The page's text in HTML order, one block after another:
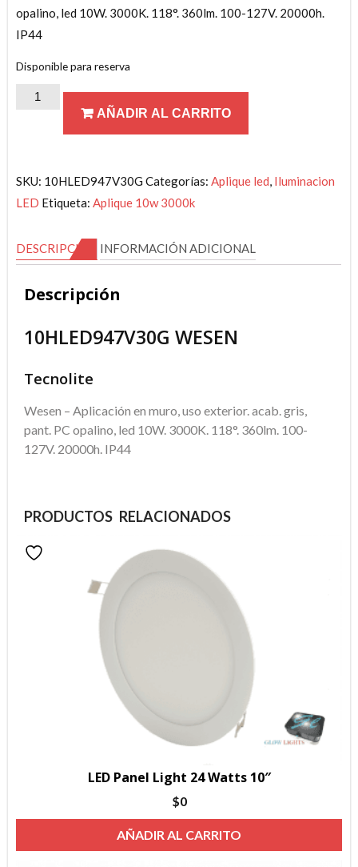
opalino, led 10W. 3000K. 118°. 360lm. 100-127V. 20000h.
IP44
Disponible para reserva
Aplique
3000K
Gris
Integrado
WEZEN
cantidad
AÑADIR AL CARRITO
SKU: 10HLED947V30G Categorías:Aplique led, Iluminacion
LED Etiqueta:Aplique 10w 3000k
DESCRIPCIÓN INFORMACIÓN ADICIONAL
Descripción
10HLED947V30G WESEN
Tecnolite
Wesen – Aplicación en muro, uso exterior. acab. gris,
pant. PC opalino, led 10W. 3000K. 118°. 360lm. 100-
127V. 20000h. IP44
PRODUCTOS RELACIONADOS
LED Panel Light 24 Watts 10″
$0
AÑADIR AL CARRITO